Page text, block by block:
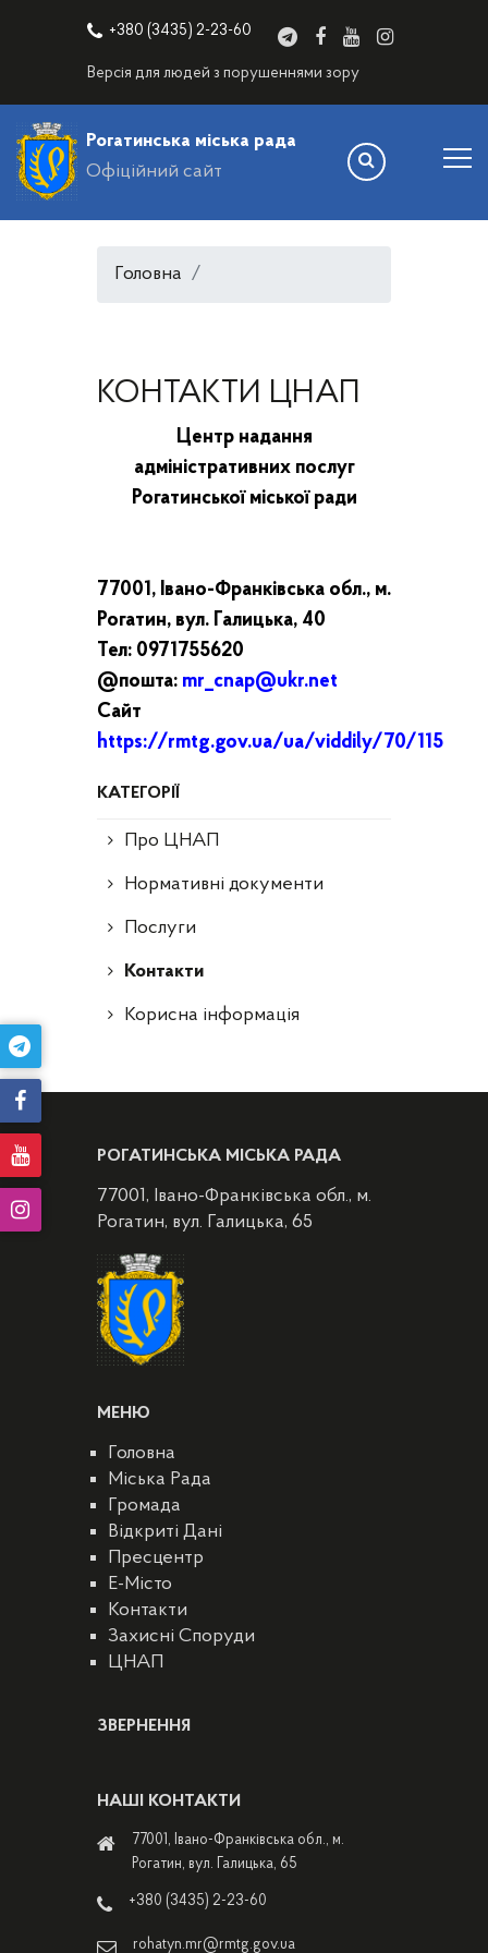
+380 (3435) 2-23-60
Версія для людей з порушеннями зору
Рогатинська міська рада
Офіційний сайт
Головна
КОНТАКТИ ЦНАП
Центр надання
адміністративних послуг
Рогатинської міської ради
77001, Івано-Франківська обл., м.
Рогатин, вул. Галицька, 40
Тел: 0971755620
@пошта: mr_cnap@ukr.net
Сайт
https://rmtg.gov.ua/ua/viddily/70/115
КАТЕГОРІЇ
Про ЦНАП
Нормативні документи
Послуги
Контакти
Корисна інформація
РОГАТИНСЬКА МІСЬКА РАДА
77001, Івано-Франківська обл., м.
Рогатин, вул. Галицька, 65
МЕНЮ
Головна
Міська Рада
Громада
Відкриті Дані
Пресцентр
E-Місто
Контакти
Захисні Споруди
ЦНАП
ЗВЕРНЕННЯ
НАШІ КОНТАКТИ
77001, Івано-Франківська обл., м.
Рогатин, вул. Галицька, 65
+380 (3435) 2-23-60
rohatyn.mr@rmtg.gov.ua